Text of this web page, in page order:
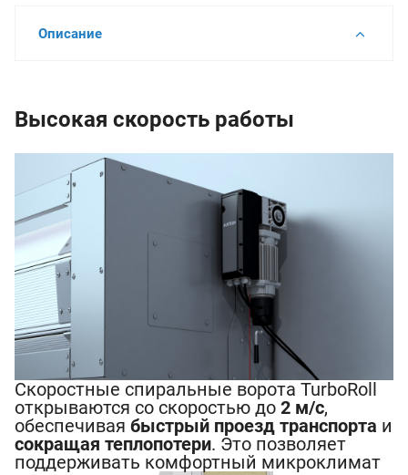
Описание
Высокая скорость работы
Скоростные спиральные ворота TurboRoll
открываются со скоростью до 2 м/с,
обеспечивая быстрый проезд транспорта и
сокращая теплопотери. Это позволяет
поддерживать комфортный микроклимат